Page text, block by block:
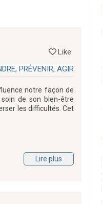
Like
PRÉVENIR, AGIR
notre façon de
de son bien-être
les difficultés. Cet
Lire plus